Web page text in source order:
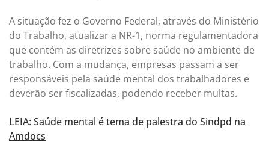
A situação fez o Governo Federal, através do Ministério
do Trabalho, atualizar a NR-1, norma regulamentadora
que contém as diretrizes sobre saúde no ambiente de
trabalho. Com a mudança, empresas passam a ser
responsáveis pela saúde mental dos trabalhadores e
deverão ser fiscalizadas, podendo receber multas.
LEIA: Saúde mental é tema de palestra do Sindpd na
Amdocs